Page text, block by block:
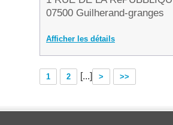
07500 Guilherand-granges
Afficher les détails
1 2 [...] > >>